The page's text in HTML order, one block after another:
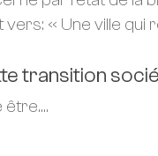
« Une ville qui
transition
être….